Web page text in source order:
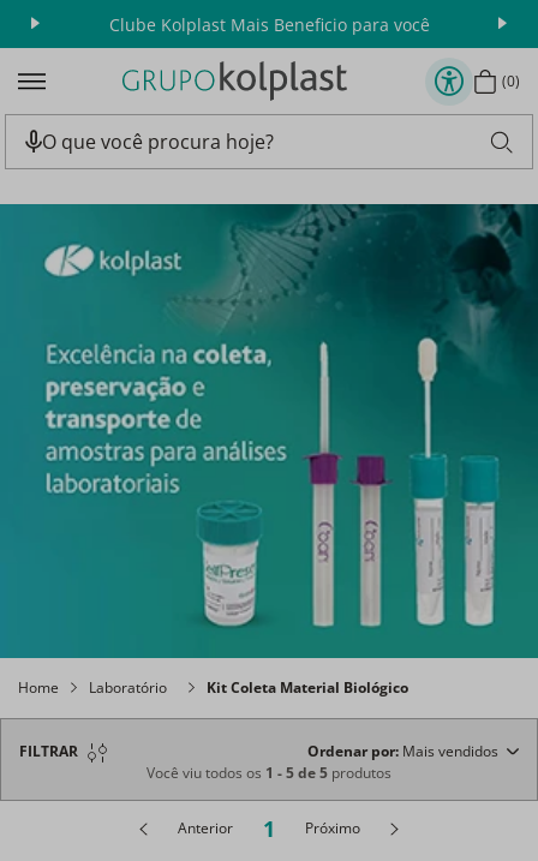
Clube Kolplast Mais Beneficio para você
0
Home Laboratório Kit Coleta Material Biológico
FILTRAR Ordenar por Mais vendidos
Você viu todos os 1 -5de5 produtos
Anterior 1 Próximo